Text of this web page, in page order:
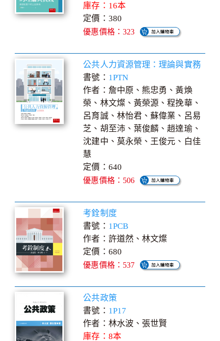
庫存：16本
定價：380
優惠價格：323
公共人力資源管理：理論與實務
書號： 1PTN
作者：詹中原、熊忠勇、黃煥
榮、林文燦、黃榮源、程挽華、
呂育誠、林怡君、蘇偉業、呂易
芝、胡至沛、葉俊麟、趙達瑜、
沈建中、莫永榮、王俊元、白佳
慧
定價：640
優惠價格：506
考銓制度
書號： 1PCB
作者：許道然、林文燦
定價：680
優惠價格：537
公共政策
書號： 1P17
作者：林水波、張世賢
庫存：8本